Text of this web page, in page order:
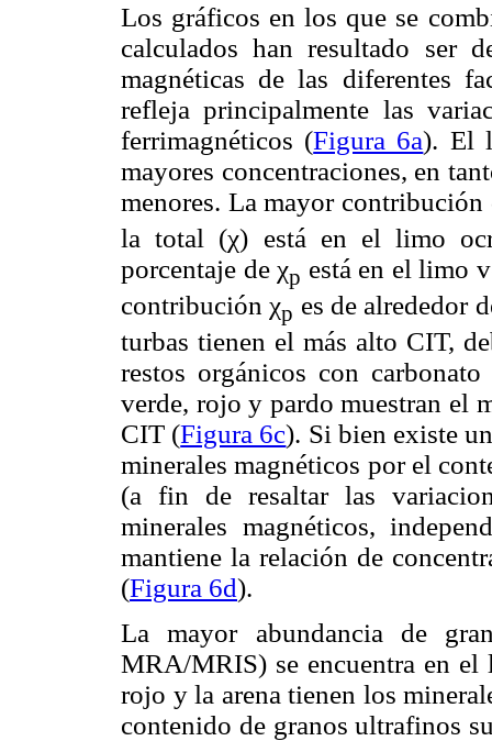
Los gráficos en los que se
calculados han resultado ser
magnéticas de las diferentes
refleja principalmente las
ferrimagnéticos (Figura 6a). El
mayores concentraciones, en
menores. La mayor
la total (χ) está en el limo
porcentaje de χp está en el limo
contribución χp es de alrededor
turbas tienen el más alto CIT,
restos orgánicos con
verde, rojo y pardo muestran el
CIT (Figura 6c). Si bien existe
minerales magnéticos por el
(a fin de resaltar las
minerales magnéticos,
mantiene la relación de
(Figura 6d).
La mayor abundancia de
MRA/MRIS) se encuentra en
rojo y la arena tienen los
contenido de granos ultrafinos